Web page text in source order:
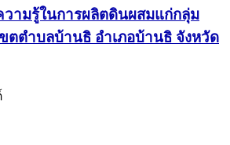
วามรู้ในการผลิตดินผสมแก่กลุ่ม
ขตตำบลบ้านธิ อำเภอบ้านธิ จังหวัด